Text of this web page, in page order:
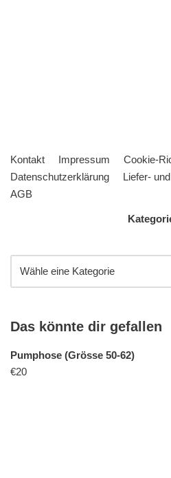
Kontakt Impressum
Cookie-
Datenschutzerklärung
Liefer-
AGB
Das könnte dir gefallen
Pumphose (Grösse 50-62)
€20